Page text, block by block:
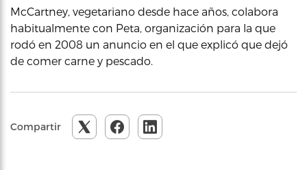
McCartney, vegetariano desde hace años, colabora
habitualmente con Peta, organización para la que
rodó en 2008 un anuncio en el que explicó que dejó
de comer carne y pescado.
Compartir